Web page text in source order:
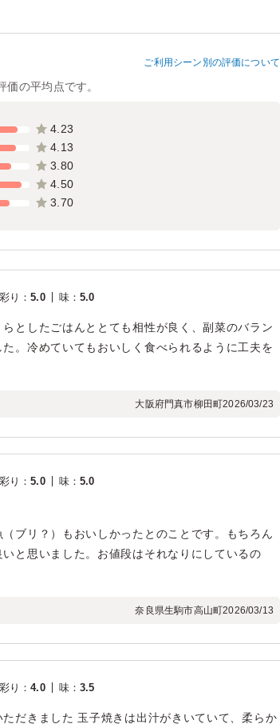
ご利用シーン別の評価について
の平均点です。
4.23
4.13
3.80
4.50
3.70
彩り ：5.0 味：5.0
としたごはんととても相性が良く、副菜のバラン
。冷めていてもおいしく食べられるように工夫を
大阪府門真市柳田町2026/03/23
彩り ：5.0 味：5.0
ブリ？）もおいしかったとのことです。もちろん
と思いました。お値段はそれなりにしているの
奈良県生駒市高山町2026/03/13
彩り ：4.0 味：3.5
だきました 玉子焼きは出汁がきいていて、柔らか